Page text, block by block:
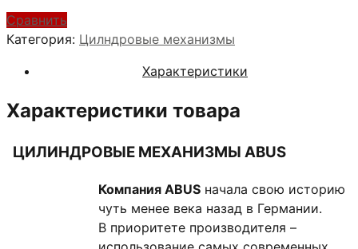
Сравнить
Категория: Цилндровые механизмы
Характеристики
Характеристики товара
ЦИЛИНДРОВЫЕ МЕХАНИЗМЫ ABUS
Компания ABUS начала свою историю
чуть менее века назад в Германии.
В приоритете производителя –